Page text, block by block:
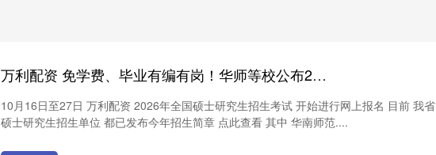
万利配资 免学费、毕业有编有岗！华师等校公布2026公费师范生硕士招生计划
10月16日至27日 万利配资 2026年全国硕士研究生招生考试 开始进行网上报名 目前 我省
硕士研究生招生单位 都已发布今年招生简章 点此查看 其中 华南师范....